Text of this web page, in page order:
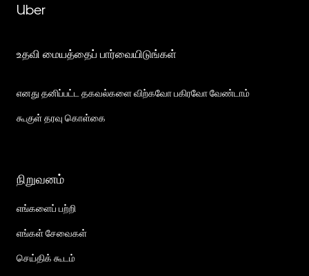
Uber
உதவி மையத்தைப் பார்வையிடுங்கள்
எனது தனிப்பட்ட தகவல்களை விற்கவோ பகிரவோ வேண்டாம்
கூகுள் தரவு கொள்கை
நிறுவனம்
எங்களைப் பற்றி
எங்கள் சேவைகள்
செய்திக் கூடம்